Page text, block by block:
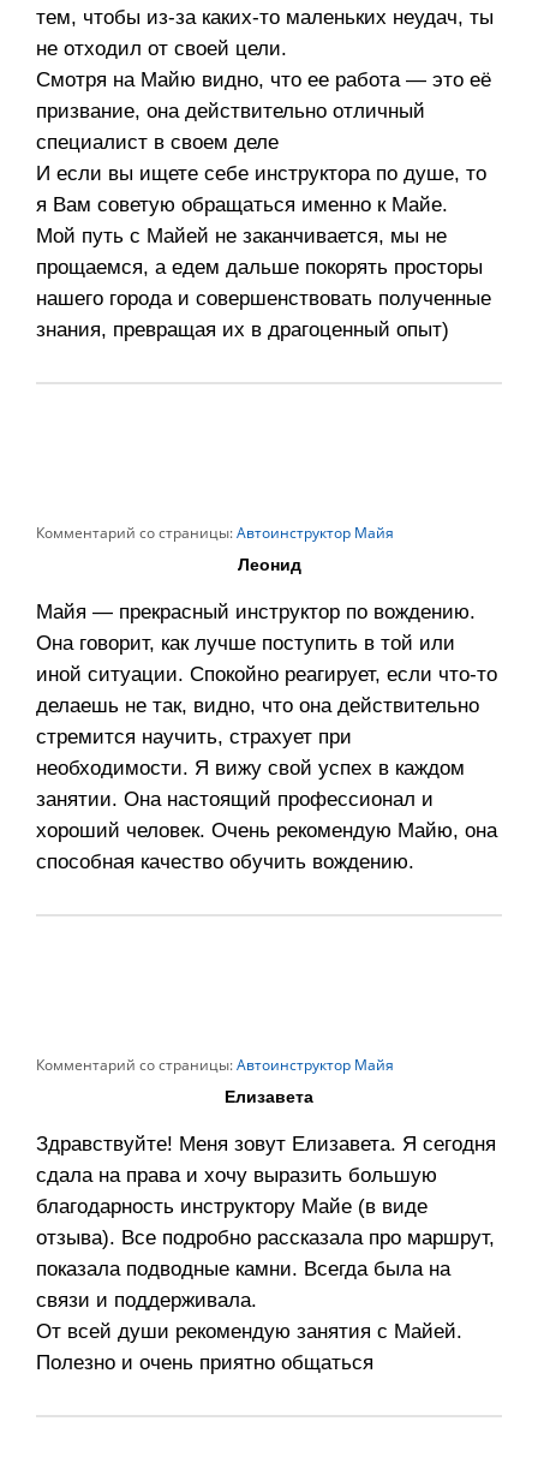
тем, чтобы из-за каких-то маленьких неудач, ты
не отходил от своей цели.
Смотря на Майю видно, что ее работа — это её
призвание, она действительно отличный
специалист в своем деле
И если вы ищете себе инструктора по душе, то
я Вам советую обращаться именно к Майе.
Мой путь с Майей не заканчивается, мы не
прощаемся, а едем дальше покорять просторы
нашего города и совершенствовать полученные
знания, превращая их в драгоценный опыт)
Комментарий со страницы:Автоинструктор Майя
Леонид
Майя — прекрасный инструктор по вождению.
Она говорит, как лучше поступить в той или
иной ситуации. Спокойно реагирует, если что-то
делаешь не так, видно, что она действительно
стремится научить, страхует при
необходимости. Я вижу свой успех в каждом
занятии. Она настоящий профессионал и
хороший человек. Очень рекомендую Майю, она
способная качество обучить вождению.
Комментарий со страницы:Автоинструктор Майя
Елизавета
Здравствуйте! Меня зовут Елизавета. Я сегодня
сдала на права и хочу выразить большую
благодарность инструктору Майе (в виде
отзыва). Все подробно рассказала про маршрут,
показала подводные камни. Всегда была на
связи и поддерживала.
От всей души рекомендую занятия с Майей.
Полезно и очень приятно общаться